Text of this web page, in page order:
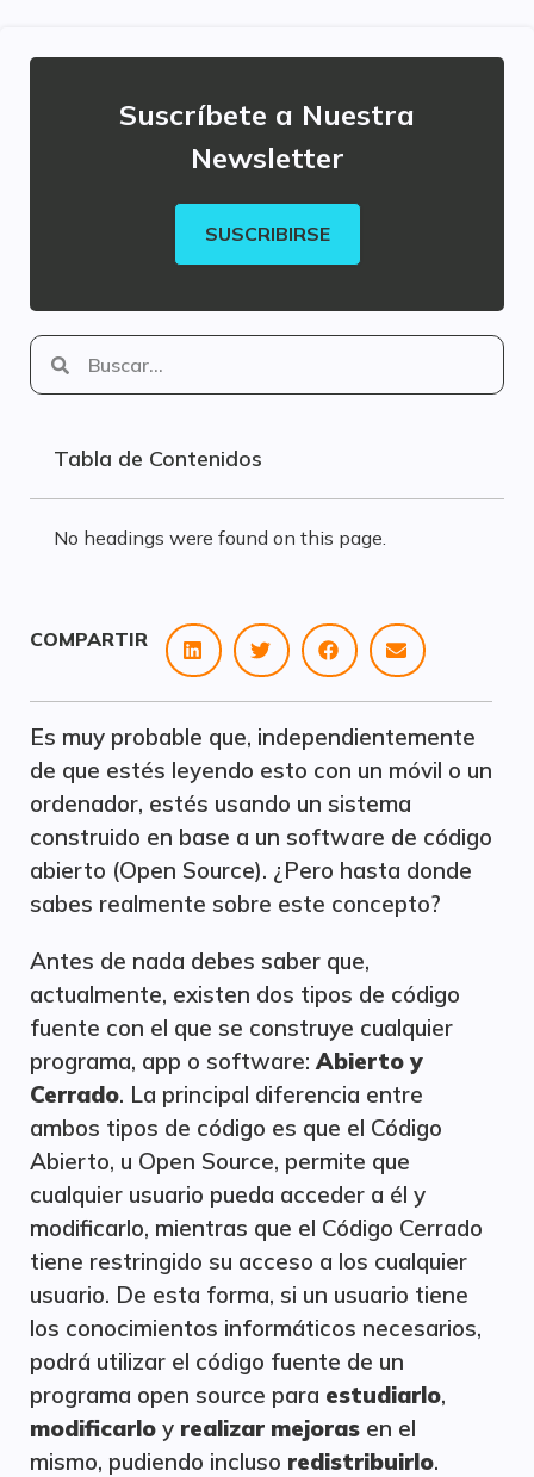
COMPARTIR
Es muy probable que, independientemente
de que estés leyendo esto con un móvil o un
ordenador, estés usando un sistema
construido en base a un software de código
abierto (Open Source). ¿Pero hasta donde
sabes realmente sobre este concepto?
Antes de nada debes saber que,
actualmente, existen dos tipos de código
fuente con el que se construye cualquier
programa, app o software:Abierto y
Cerrado. La principal diferencia entre
ambos tipos de código es que el Código
Abierto, u Open Source, permite que
cualquier usuario pueda acceder a él y
modificarlo, mientras que el Código Cerrado
tiene restringido su acceso a los cualquier
usuario. De esta forma, si un usuario tiene
los conocimientos informáticos necesarios,
podrá utilizar el código fuente de un
programa open source para estudiarlo,
modificarlo y realizar mejoras en el
mismo, pudiendo incluso redistribuirlo.
Suscríbete a Nuestra
Newsletter
SUSCRIBIRSE
Tabla de Contenidos
No headings were found on this page.